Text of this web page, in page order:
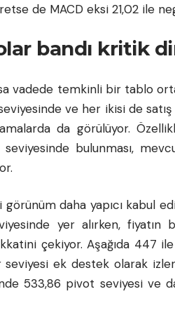
de MACD eksi 21,02 ile
bandı kritik
vadede temkinli bir tablo
ve her ikisi de
da görülüyor.
seviyesinde bulunması,
görünüm daha yapıcı kabul
yer alırken,
çekiyor. Aşağıda 447
seviyesi ek destek olarak
533,86 pivot seviyesi ve